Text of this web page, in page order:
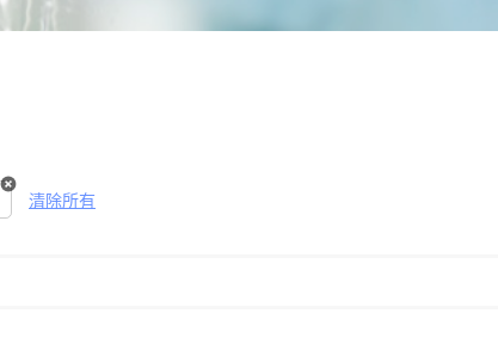
清除所有